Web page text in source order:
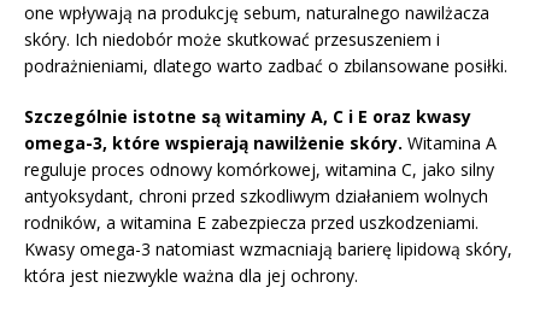
one wpływają na produkcję sebum, naturalnego nawilżacza
skóry. Ich niedobór może skutkować przesuszeniem i
podrażnieniami, dlatego warto zadbać o zbilansowane posiłki.
Szczególnie istotne są witaminy A, C i E oraz kwasy
omega-3, które wspierają nawilżenie skóry. Witamina A
reguluje proces odnowy komórkowej, witamina C, jako silny
antyoksydant, chroni przed szkodliwym działaniem wolnych
rodników, a witamina E zabezpiecza przed uszkodzeniami.
Kwasy omega-3 natomiast wzmacniają barierę lipidową skóry,
która jest niezwykle ważna dla jej ochrony.